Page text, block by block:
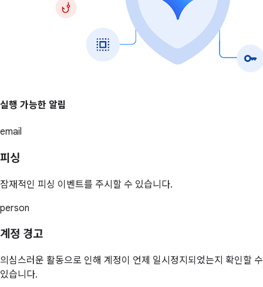
실행 가능한 알림
email
피싱
잠재적인 피싱 이벤트를 주시할 수 있습니다.
person
계정 경고
의심스러운 활동으로 인해 계정이 언제 일시정지되었는지 확인할 수
있습니다.